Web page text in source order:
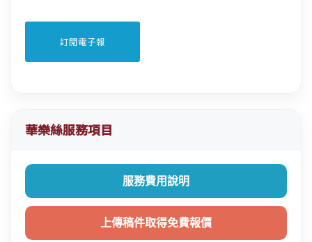
華樂絲服務項目
服務費用說明
上傳稿件取得免費報價